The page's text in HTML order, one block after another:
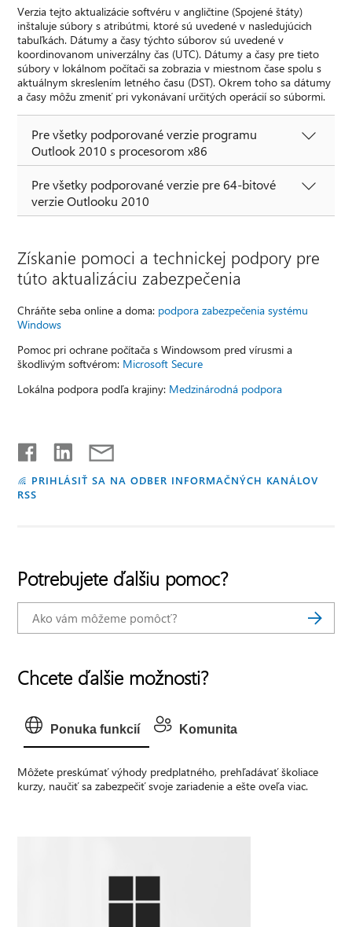
Verzia tejto aktualizácie softvéru v angličtine (Spojené štáty)
inštaluje súbory s atribútmi, ktoré sú uvedené v nasledujúcich
tabuľkách. Dátumy a časy týchto súborov sú uvedené v
koordinovanom univerzálny čas (UTC). Dátumy a časy pre tieto
súbory v lokálnom počítači sa zobrazia v miestnom čase spolu s
aktuálnym skreslením letného času (DST). Okrem toho sa dátumy
a časy môžu zmeniť pri vykonávaní určitých operácií so súbormi.
Pre všetky podporované verzie programu
Outlook 2010 s procesorom x86
Pre všetky podporované verzie pre 64-bitové
verzie Outlooku 2010
Získanie pomoci a technickej podpory pre
túto aktualizáciu zabezpečenia
Chráňte seba online a doma: podpora zabezpečenia systému
Windows
Pomoc pri ochrane počítača s Windowsom pred vírusmi a
škodlivým softvérom: Microsoft Secure
Lokálna podpora podľa krajiny: Medzinárodná podpora
PRIHLÁSIŤ SA NA ODBER INFORMAČNÝCH KANÁLOV
RSS
Potrebujete ďalšiu pomoc?
Chcete ďalšie možnosti?
Ponuka funkcií Komunita
Môžete preskúmať výhody predplatného, prehľadávať školiace
kurzy, naučiť sa zabezpečiť svoje zariadenie a ešte oveľa viac.